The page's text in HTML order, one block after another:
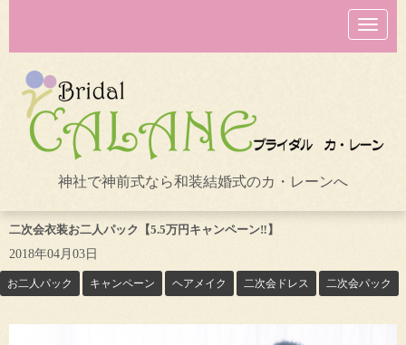
N
a
v
o
n
神社で神前式なら和装結婚式のカ・レーンへ
二次会衣装お二人パック【5.5万円キャンペーン‼】
2018年04月03日
お二人パック キャンペーン ヘアメイク 二次会ドレス 二次会パック